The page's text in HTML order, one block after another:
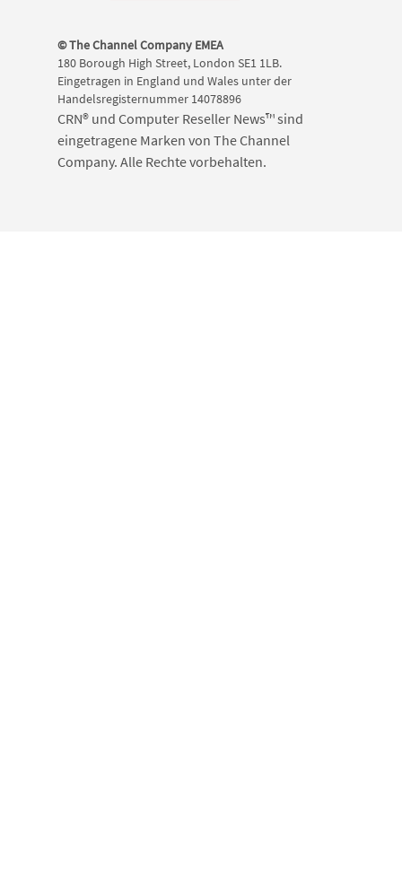
© The Channel Company EMEA
180 Borough High Street, London SE1 1LB.
Eingetragen in England und Wales unter der
Handelsregisternummer 14078896
CRN® und Computer Reseller News™ sind
eingetragene Marken von The Channel
Company. Alle Rechte vorbehalten.